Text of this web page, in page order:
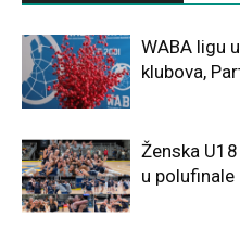
WABA ligu
klubova,
Ženska
u polufinale